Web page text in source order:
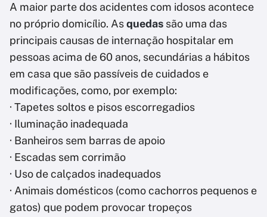
A maior parte dos acidentes com idosos acontece
no próprio domicílio. Asquedas são uma das
principais causas de internação hospitalar em
pessoas acima de 60 anos, secundárias a hábitos
em casa que são passíveis de cuidados e
modificações, como, por exemplo:
· Tapetes soltos e pisos escorregadios
· Iluminação inadequada
· Banheiros sem barras de apoio
· Escadas sem corrimão
· Uso de calçados inadequados
· Animais domésticos (como cachorros pequenos e
gatos) que podem provocar tropeços